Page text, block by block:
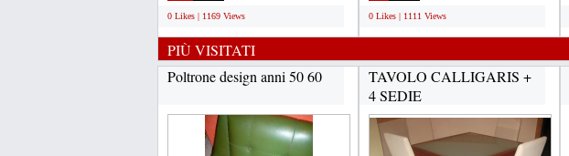
0 Likes | 1169 Views 0 Likes | 1111 Views
PIÙ VISITATI
Poltrone design anni 50 60
TAVOLO CALLIGARIS +
4 SEDIE